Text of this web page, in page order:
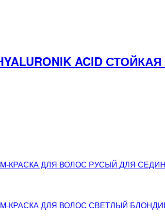
HYALURONIK ACID
КРАСКА ДЛЯ ВОЛОС РУСЫЙ ДЛЯ
КРАСКА ДЛЯ ВОЛОС СВЕТЛЫЙ